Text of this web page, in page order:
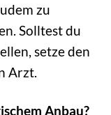
zu
Solltest du
setze den
Arzt.
Anbau?